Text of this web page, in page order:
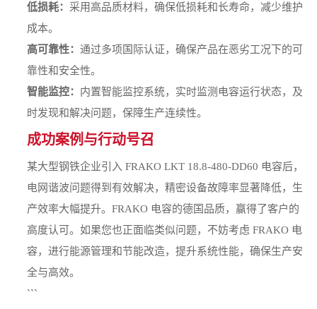
低损耗： 采用高品质材料，确保低损耗和长寿命，减少维护
成本。
高可靠性： 通过多项国际认证，确保产品在恶劣工况下的可
靠性和安全性。
智能监控： 内置智能监控系统，实时监测电容运行状态，及
时发现和解决问题，保障生产连续性。
成功案例与行动号召
某大型钢铁企业引入 FRAKO LKT 18.8-480-DD60 电容后，
电网谐波问题得到有效解决，精密设备故障率显著降低，生
产效率大幅提升。FRAKO 电容的德国品质，赢得了客户的
高度认可。如果您也正面临类似问题，不妨考虑 FRAKO 电
容，进行能源管理和节能改造，提升系统性能，确保生产安
全与高效。
```